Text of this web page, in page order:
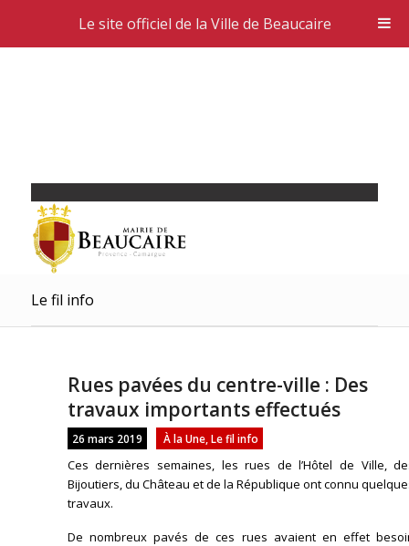
Le fil info
Rues pavées du centre-ville : Des
travaux importants effectués
26 mars 2019 À la Une, Le fil info
Ces dernières semaines, les rues de l’Hôtel de Ville,
Bijoutiers, du Château et de la République ont connu
travaux.
De nombreux pavés de ces rues avaient en effet
Le site officiel de la Ville de Beaucaire